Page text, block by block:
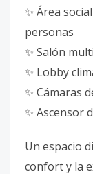
✨ Área
personas
✨ Salón
✨ Lobby
✨ Cámaras
✨ Ascensor
Un espacio
confort y la